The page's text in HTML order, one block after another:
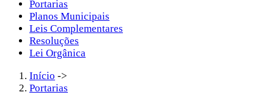
Portarias
Planos Municipais
Leis Complementares
Resoluções
Lei Orgânica
Início ->
Portarias